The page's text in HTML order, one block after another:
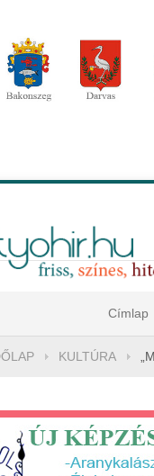
Címlap
KULTÚRA